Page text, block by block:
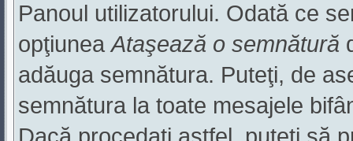
Panoul utilizatorului. Odată ce
opţiuneaAtaşează o semnătură
adăuga semnătura. Puteţi, de
semnătura la toate mesajele